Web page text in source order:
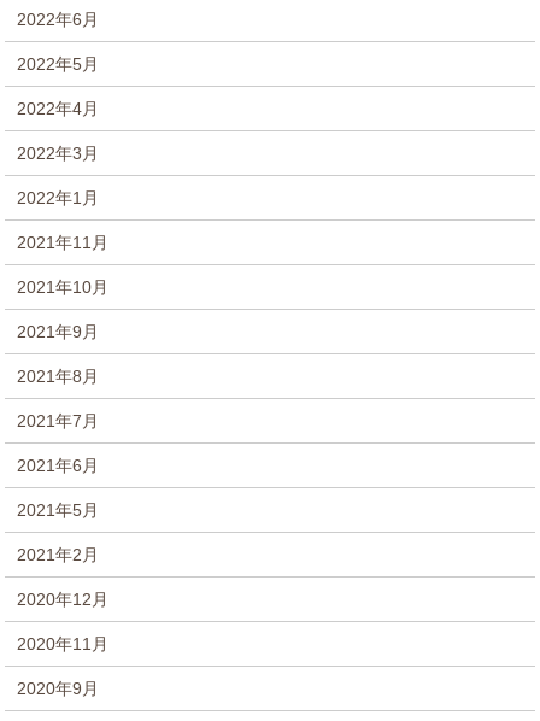
2022年6月
2022年5月
2022年4月
2022年3月
2022年1月
2021年11月
2021年10月
2021年9月
2021年8月
2021年7月
2021年6月
2021年5月
2021年2月
2020年12月
2020年11月
2020年9月